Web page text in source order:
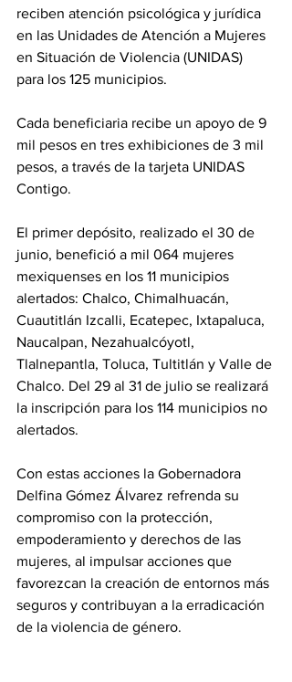
reciben atención psicológica y jurídica
en las Unidades de Atención a Mujeres
en Situación de Violencia (UNIDAS)
para los 125 municipios.
Cada beneficiaria recibe un apoyo de 9
mil pesos en tres exhibiciones de 3 mil
pesos, a través de la tarjeta UNIDAS
Contigo.
El primer depósito, realizado el 30 de
junio, benefició a mil 064 mujeres
mexiquenses en los 11 municipios
alertados: Chalco, Chimalhuacán,
Cuautitlán Izcalli, Ecatepec, Ixtapaluca,
Naucalpan, Nezahualcóyotl,
Tlalnepantla, Toluca, Tultitlán y Valle de
Chalco. Del 29 al 31 de julio se realizará
la inscripción para los 114 municipios no
alertados.
Con estas acciones la Gobernadora
Delfina Gómez Álvarez refrenda su
compromiso con la protección,
empoderamiento y derechos de las
mujeres, al impulsar acciones que
favorezcan la creación de entornos más
seguros y contribuyan a la erradicación
de la violencia de género.